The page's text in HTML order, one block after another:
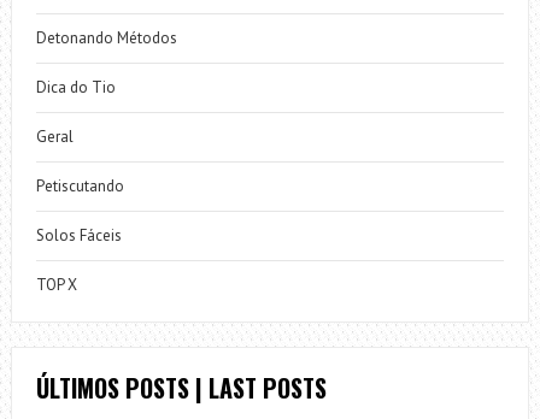
Detonando Métodos
Dica do Tio
Geral
Petiscutando
Solos Fáceis
TOP X
ÚLTIMOS POSTS | LAST POSTS